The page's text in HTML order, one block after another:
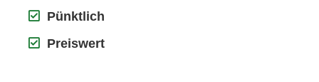
Pünktlich
Preiswert